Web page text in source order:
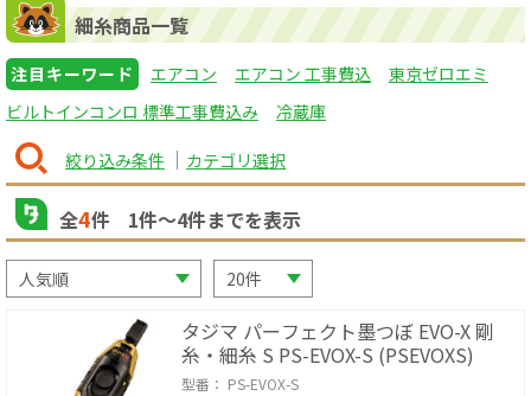
細糸商品一覧
注目キーワード エアコン エアコン 工事費込
東京ゼロエミ
ビルトインコンロ 標準工事費込み
冷蔵庫
絞り込み条件 カテゴリ選択
全4件 1件〜4件までを表示
タジマ パーフェクト墨つぼ EVO-X 剛
糸・細糸 S PS-EVOX-S (PSEVOXS)
型番： PS-EVOX-S